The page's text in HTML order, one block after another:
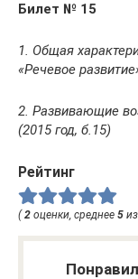
Билет № 15
1. Общая
«Речевое
2. Развивающие
(2015 год, б.15)
Рейтинг
(2 оценки, среднее 5 из